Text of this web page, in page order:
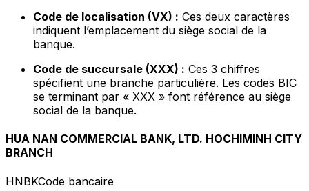
Code de localisation (VX) : Ces deux caractères
indiquent l’emplacement du siège social de la
banque.
Code de succursale (XXX) : Ces 3 chiffres
spécifient une branche particulière. Les codes BIC
se terminant par « XXX » font référence au siège
social de la banque.
HUA NAN COMMERCIAL BANK, LTD. HOCHIMINH CITY
BRANCH
HNBKCode bancaire